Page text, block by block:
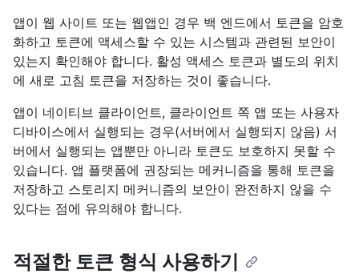
앱이 웹 사이트 또는 웹앱인 경우 백 엔드에서 토큰을 암호
화하고 토큰에 액세스할 수 있는 시스템과 관련된 보안이
있는지 확인해야 합니다. 활성 액세스 토큰과 별도의 위치
에 새로 고침 토큰을 저장하는 것이 좋습니다.
앱이 네이티브 클라이언트, 클라이언트 쪽 앱 또는 사용자
디바이스에서 실행되는 경우(서버에서 실행되지 않음) 서
버에서 실행되는 앱뿐만 아니라 토큰도 보호하지 못할 수
있습니다. 앱 플랫폼에 권장되는 메커니즘을 통해 토큰을
저장하고 스토리지 메커니즘의 보안이 완전하지 않을 수
있다는 점에 유의해야 합니다.
적절한 토큰 형식 사용하기